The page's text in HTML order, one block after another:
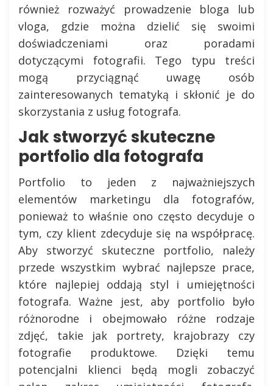
również rozważyć prowadzenie bloga lub
vloga, gdzie można dzielić się swoimi
doświadczeniami oraz poradami
dotyczącymi fotografii. Tego typu treści
mogą przyciągnąć uwagę osób
zainteresowanych tematyką i skłonić je do
skorzystania z usług fotografa.
Jak stworzyć skuteczne
portfolio dla fotografa
Portfolio to jeden z najważniejszych
elementów marketingu dla fotografów,
ponieważ to właśnie ono często decyduje o
tym, czy klient zdecyduje się na współpracę.
Aby stworzyć skuteczne portfolio, należy
przede wszystkim wybrać najlepsze prace,
które najlepiej oddają styl i umiejętności
fotografa. Ważne jest, aby portfolio było
różnorodne i obejmowało różne rodzaje
zdjęć, takie jak portrety, krajobrazy czy
fotografie produktowe. Dzięki temu
potencjalni klienci będą mogli zobaczyć